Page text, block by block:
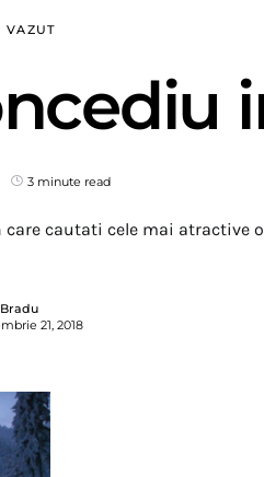
VAZUT
3 minute read
care cautati cele mai atractive
21, 2018